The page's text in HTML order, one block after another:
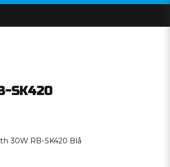
SK420
30W RB-SK420 Blå